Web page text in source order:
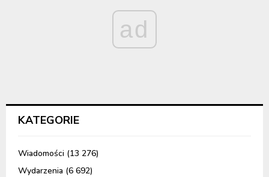
ad
KATEGORIE
Wiadomości (13 276)
Wydarzenia (6 692)